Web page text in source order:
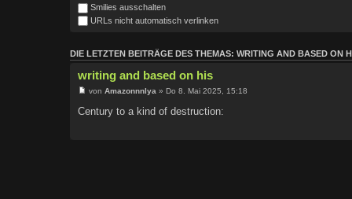
Smilies ausschalten
URLs nicht automatisch verlinken
DIE LETZTEN BEITRÄGE DES THEMAS: WRITING AND BASED ON
writing and based on his
von Amazonnnlya » Do 8. Mai 2025, 15:18
Century to a kind of destruction: